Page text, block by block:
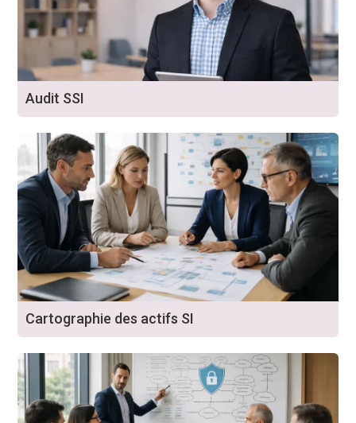
Audit SSI
Cartographie des actifs SI